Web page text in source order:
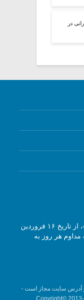
در
مجله آنلاین موسیقی «گفتگوی هارمونیک»، از تاریخ ۱۶ فروردین
مداوم هر روز به
و آدرس سایت مجاز است -
Copyright© 2013-